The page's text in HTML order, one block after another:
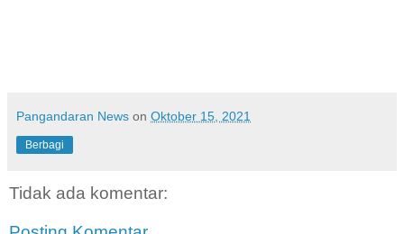
Pangandaran News on Oktober 15, 2021
Berbagi
Tidak ada komentar: